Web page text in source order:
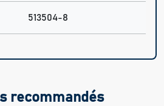
513504-8
recommandés